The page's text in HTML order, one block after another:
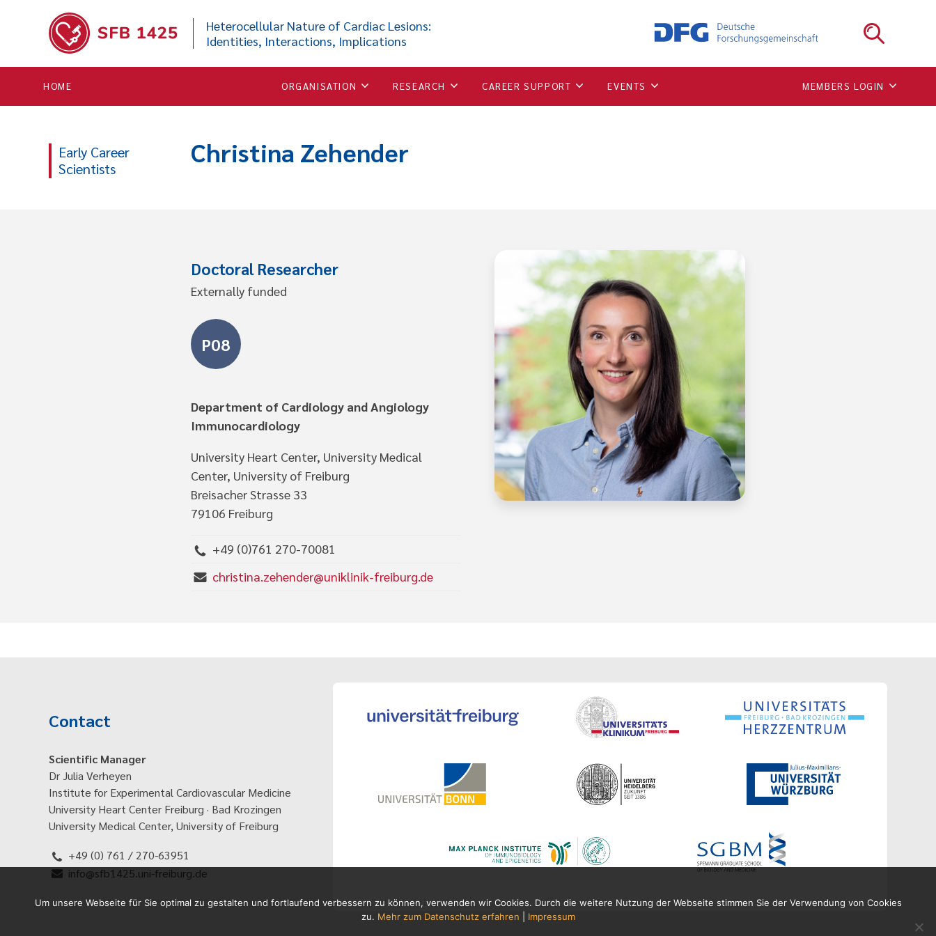
Heterocellular Nature of Cardiac Lesions:
Identities, Interactions, Implications
HOME ORGANISATION RESEARCH CAREER SUPPORT EVENTS MEMBERS LOGIN
Early Career
Scientists
Christina Zehender
Doctoral Researcher
Externally funded
P08
Department of Cardiology and Angiology
Immunocardiology
University Heart Center, University Medical
Center, University of Freiburg
Breisacher Strasse 33
79106 Freiburg
+49 (0)761 270-70081
christina.zehender@uniklinik-freiburg.de
Contact
Scientific Manager
Dr Julia Verheyen
Institute for Experimental Cardiovascular Medicine
University Heart Center Freiburg · Bad Krozingen
University Medical Center, University of Freiburg
+49 (0) 761 / 270-63951
info@sfb1425.uni-freiburg.de
Um unsere Webseite für Sie optimal zu gestalten und fortlaufend verbessern zu können, verwenden wir Cookies. Durch die weitere Nutzung der Webseite stimmen Sie der Verwendung von Cookies
zu. Mehr zum Datenschutz erfahren Impressum